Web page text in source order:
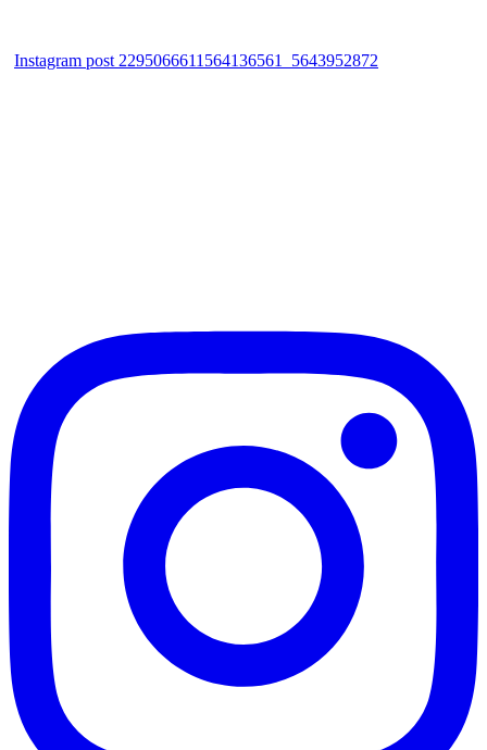
Instagram post 2295066611564136561_5643952872